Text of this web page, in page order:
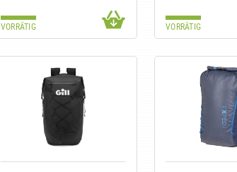
VORRÄTIG VORRÄTIG